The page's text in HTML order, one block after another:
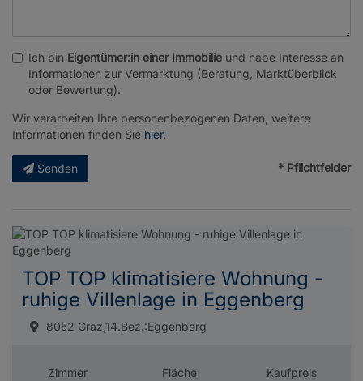
Ich bin Eigentümer:in einer Immobilie und habe Interesse an
Informationen zur Vermarktung (Beratung, Marktüberblick
oder Bewertung).
Wir verarbeiten Ihre personenbezogenen Daten, weitere
Informationen finden Sie hier.
Senden * Pflichtfelder
TOP TOP klimatisiere Wohnung -
ruhige Villenlage in Eggenberg
8052 Graz,14.Bez.:Eggenberg
Zimmer
Fläche
Kaufpreis